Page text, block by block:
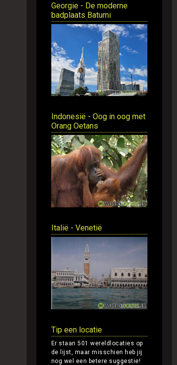
Georgie - De moderne
badplaats Batumi
Indonesië - Oog in oog met
Orang Oetans
Italië - Venetië
Tip een locatie
Er staan 501 wereldlocaties op
de lijst, maar misschien heb jij
nog wel een betere suggestie!